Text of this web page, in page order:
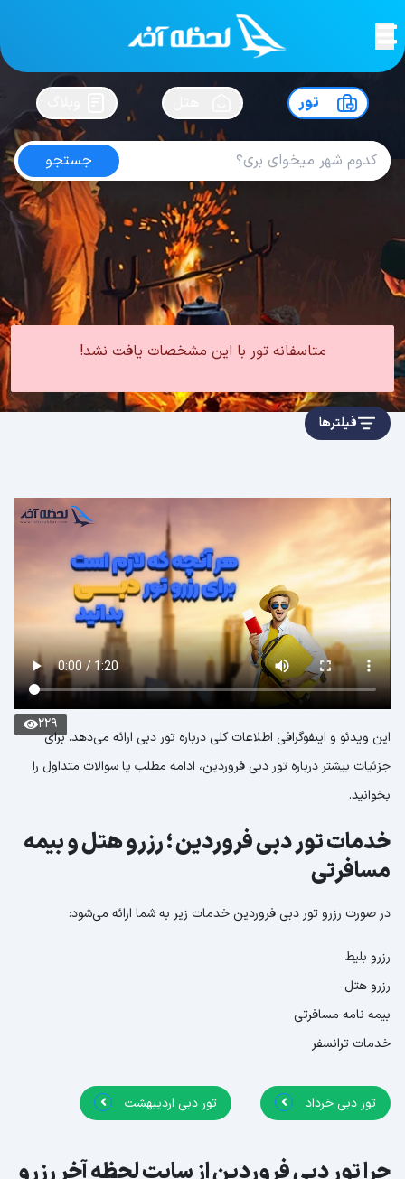
لحظه آخرسفرت رو بساز !
تور
جستجو
تور دبی فروردین
امتیاز5 از5| از100 کاربر
تور امارات تور دبی
تور دبی بهار
متاسفانه تور با این مشخصات یافت نشد!
فیلترها
229
این ویدئو و اینفوگرافی اطلاعات کلی درباره تور دبی ارائه می‌دهد. برای
جزئیات بیشتر درباره تور دبی فروردین، ادامه مطلب یا سوالات متداول را
بخوانید.
خدمات تور دبی فروردین ؛ رزرو هتل و بیمه
مسافرتی
در صورت رزرو تور دبی فروردین خدمات زیر به شما ارائه می‌شود:
رزرو بلیط
رزرو هتل
بیمه نامه مسافرتی
خدمات ترانسفر
تور دبی خرداد تور دبی اردیبهشت